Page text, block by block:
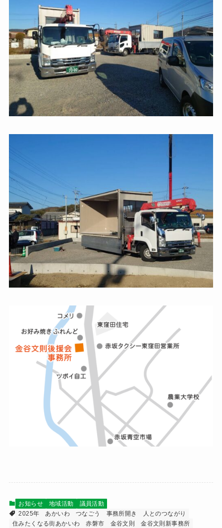
お知らせ 地域活動
議員活動
2025年
あかいわ つなごう 事務所開き
人とのつながり
住みたくなる街あかいわ
赤磐市 金谷文則 金谷文則新事務所